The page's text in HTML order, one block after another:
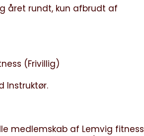
året rundt, kun afbrudt af
(Frivillig)
Instruktør.
medlemskab af Lemvig fitness